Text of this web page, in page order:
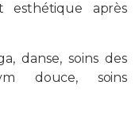
après
danse, soins des
douce, soins